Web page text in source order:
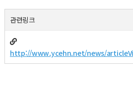
관련링크
http://www.ycehn.net/news/